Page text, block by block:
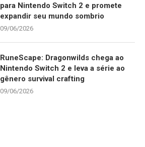
para Nintendo Switch 2 e promete
expandir seu mundo sombrio
09/06/2026
RuneScape: Dragonwilds chega ao
Nintendo Switch 2 e leva a série ao
gênero survival crafting
09/06/2026